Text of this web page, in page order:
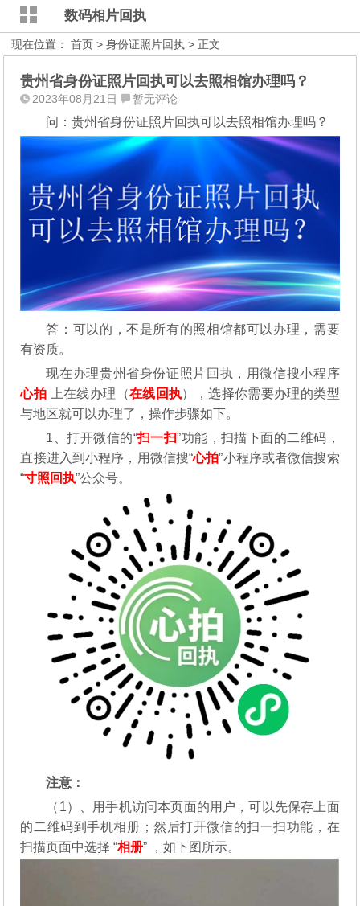
数码相片回执
现在位置：首页 >身份证照片回执 > 正文
贵州省身份证照片回执可以去照相馆办理吗？
2023年08月21日 暂无评论
问：贵州省身份证照片回执可以去照相馆办理吗？
答：可以的，不是所有的照相馆都可以办理，需要
有资质。
现在办理贵州省身份证照片回执，用微信搜小程序
心拍 上在线办理（在线回执），选择你需要办理的类型
与地区就可以办理了，操作步骤如下。
1、打开微信的“扫一扫”功能，扫描下面的二维码，
直接进入到小程序，用微信搜“心拍”小程序或者微信搜索
“寸照回执”公众号。
注意：
（1）、用手机访问本页面的用户，可以先保存上面
的二维码到手机相册；然后打开微信的扫一扫功能，在
扫描页面中选择 “相册” ，如下图所示。